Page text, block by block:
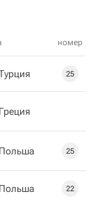
номер
25
Греция
Польша 25
Польша 22